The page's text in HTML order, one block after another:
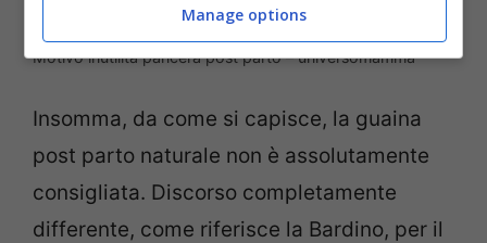
Motivo inutilità pancera post parto – universomamma
Insomma, da come si capisce, la guaina
post parto naturale non è assolutamente
consigliata. Discorso completamente
differente, come riferisce la Bardino, per il
Manage options